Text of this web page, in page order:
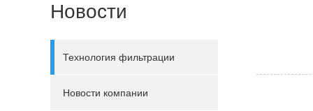
Новости
Технология фильтрации
Новости компании